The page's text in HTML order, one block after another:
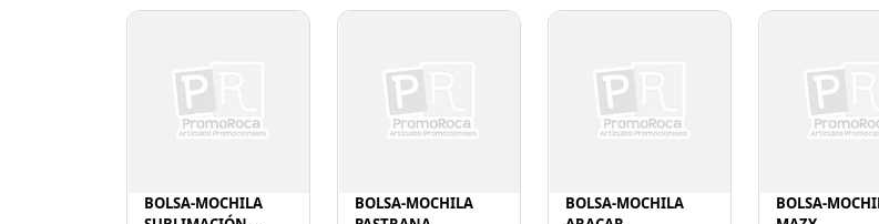
BOLSA-MOCHILA
BOLSA-MOCHILA
BOLSA-MOCHILA
BOLSA-